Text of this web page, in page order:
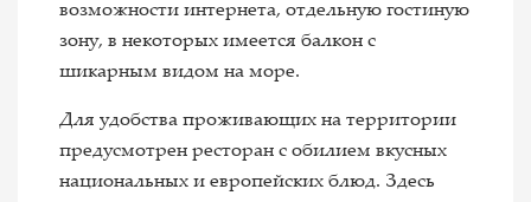
возможности интернета, отдельную гостиную
зону, в некоторых имеется балкон с
шикарным видом на море.
Для удобства проживающих на территории
предусмотрен ресторан с обилием вкусных
национальных и европейских блюд. Здесь